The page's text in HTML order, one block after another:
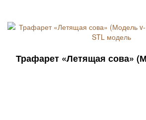
Трафарет «Летящая сова»